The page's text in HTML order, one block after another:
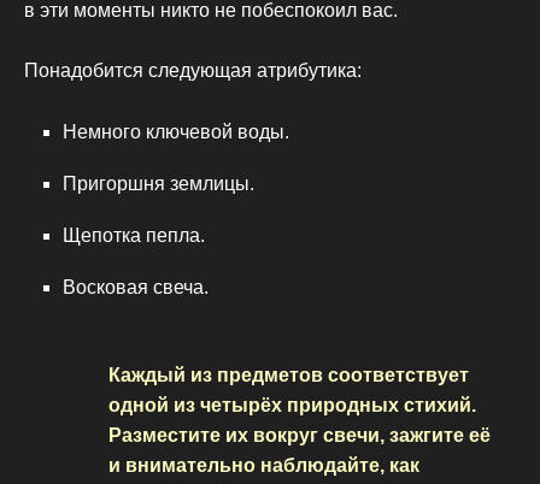
в эти моменты никто не побеспокоил вас.
Понадобится следующая атрибутика:
Немного ключевой воды.
Пригоршня землицы.
Щепотка пепла.
Восковая свеча.
Каждый из предметов соответствует
одной из четырёх природных стихий.
Разместите их вокруг свечи, зажгите её
и внимательно наблюдайте, как